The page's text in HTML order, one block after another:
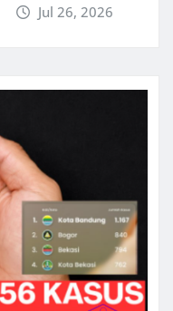
Jul 26, 2026